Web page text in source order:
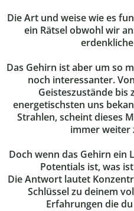
Die Art und weise wie es
ein Rätsel obwohl wir
Das Gehirn ist aber um so
noch interessanter.
Geisteszustände bis
energetischsten uns
Strahlen, scheint dieses
immer weiter
Doch wenn das Gehirn ein
Potentials ist, was
Die Antwort lautet
Schlüssel zu deinem
Erfahrungen die